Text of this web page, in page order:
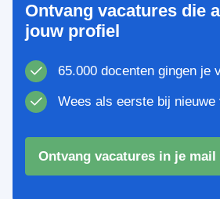
Ontvang vacatures die
jouw profiel
65.000 docenten gingen je
Wees als eerste bij nieuwe
Ontvang vacatures in je mail